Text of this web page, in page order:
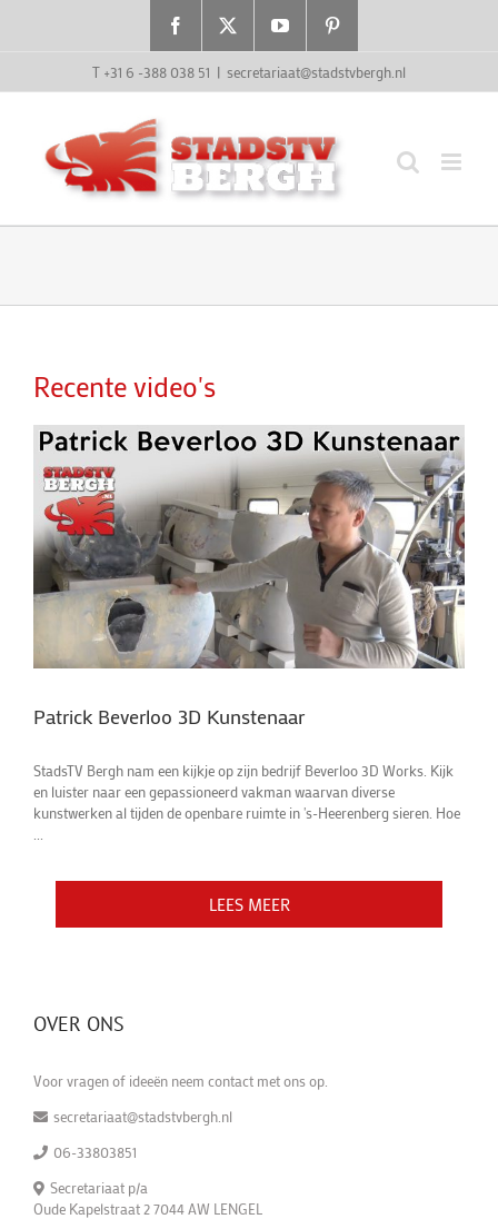
Facebook YouTube
T +31 6 -388 038 51 | secretariaat@stadstvbergh.nl
Recente video's
Patrick Beverloo 3D Kunstenaar
StadsTV Bergh nam een kijkje op zijn bedrijf Beverloo 3D Works. Kijk
en luister naar een gepassioneerd vakman waarvan diverse
kunstwerken al tijden de openbare ruimte in 's-Heerenberg sieren. Hoe
LEES MEER
OVER ONS
Voor vragen of ideeën neem contact met ons op.
secretariaat@stadstvbergh.nl
06-33803851
Secretariaat p/a
Oude Kapelstraat 2 7044 AW LENGEL